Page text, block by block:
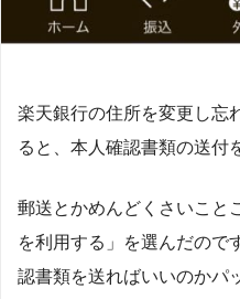
楽天銀行の住所を変更し忘
ると、本人確認書類の送付
郵送とかめんどくさいこと
を利用する」を選んだので
認書類を送ればいいのかパ